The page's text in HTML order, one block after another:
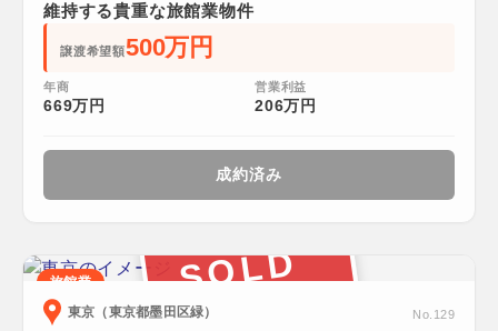
維持する貴重な旅館業物件
譲渡希望額500万円
年商
669万円
営業利益
206万円
成約済み
SOLD
旅館業
東京（東京都墨田区緑）
No.129